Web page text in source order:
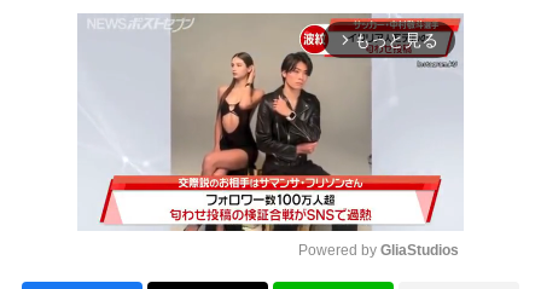
arrow_forward_ios もっと見る
Powered by GliaStudios